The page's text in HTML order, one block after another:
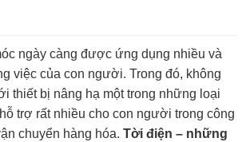
ngày càng được ứng dụng nhiều và
việc của con người. Trong đó, không
thiết bị nâng hạ một trong những loại
trợ rất nhiều cho con người trong công
chuyển hàng hóa. Tời điện – những